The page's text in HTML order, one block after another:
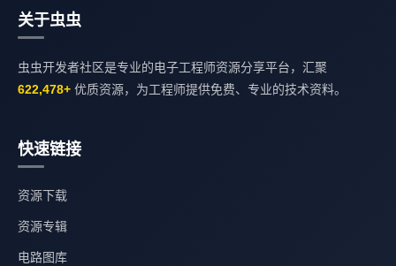
关于虫虫
虫虫开发者社区是专业的电子工程师资源分享平台，汇聚
622,478+ 优质资源，为工程师提供免费、专业的技术资料。
快速链接
资源下载
资源专辑
电路图库